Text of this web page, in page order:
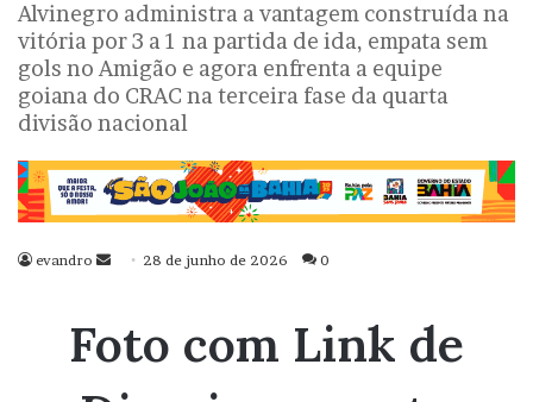
Alvinegro administra a vantagem construída na
vitória por 3 a 1 na partida de ida, empata sem
gols no Amigão e agora enfrenta a equipe
goiana do CRAC na terceira fase da quarta
divisão nacional
evandro
Mande
mail
28 de junho de 2026 0
Foto com Link de